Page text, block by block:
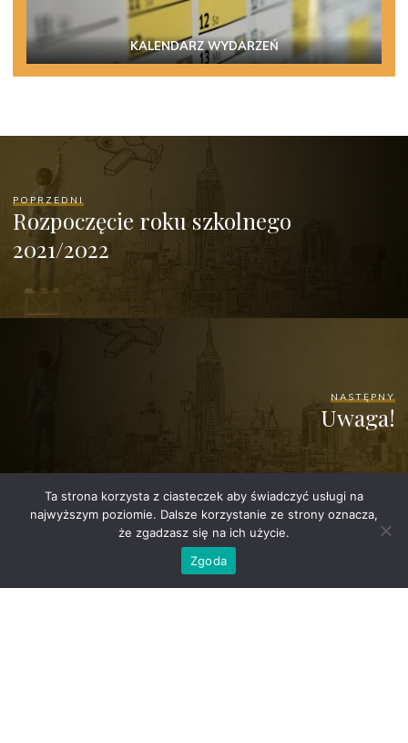
KALENDARZ WYDARZEŃ
POPRZEDNI
Rozpoczęcie roku szkolnego
2021/2022
NASTĘPNY
Uwaga!
Ta strona korzysta z ciasteczek aby świadczyć usługi na
najwyższym poziomie. Dalsze korzystanie ze strony oznacza,
że zgadzasz się na ich użycie.
Zgoda